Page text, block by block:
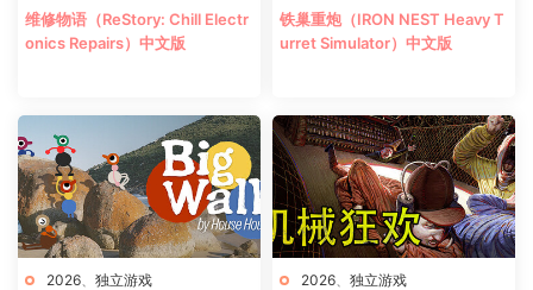
维修物语（ReStory: Chill Electr
onics Repairs）中文版
铁巢重炮（IRON NEST Heavy T
urret Simulator）中文版
2026 独立游戏 2026 独立游戏